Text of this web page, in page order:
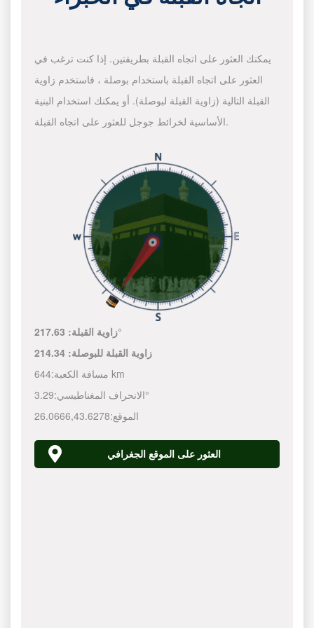
يمكنك العثور على اتجاه القبلة بطريقتين. إذا كنت ترغب في
العثور على اتجاه القبلة باستخدام بوصلة ، فاستخدم زاوية
القبلة التالية (زاوية القبلة لبوصلة). أو يمكنك استخدام البنية
الأساسية لخرائط جوجل للعثور على اتجاه القبلة.
زاوية القبلة:217.63°
زاوية القبلة للبوصلة: 214.34
مسافة الكعبة: 644 km
الانحراف المغناطيسي:3.29°
الموقع:
26.0666,43.6278
العثور على الموقع الجغرافي